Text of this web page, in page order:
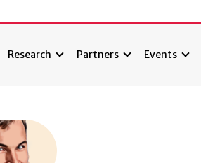
Research Partners Events